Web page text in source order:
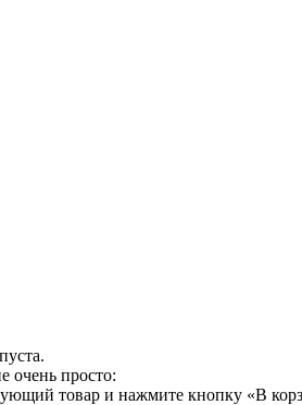
очень просто:
товар и нажмите кнопку «В